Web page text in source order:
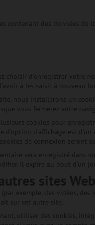
contenant des données de
choisir d'enregistrer votre
à les saisir à nouveau
nous installerons un
vous fermerez votre
cookies pour
d'affichage est
de connexion seront
sera enregistré dans
Il expire au bout d'un
sites Web
exemple, des vidéos,
sur cet autre site.
utiliser des cookies,